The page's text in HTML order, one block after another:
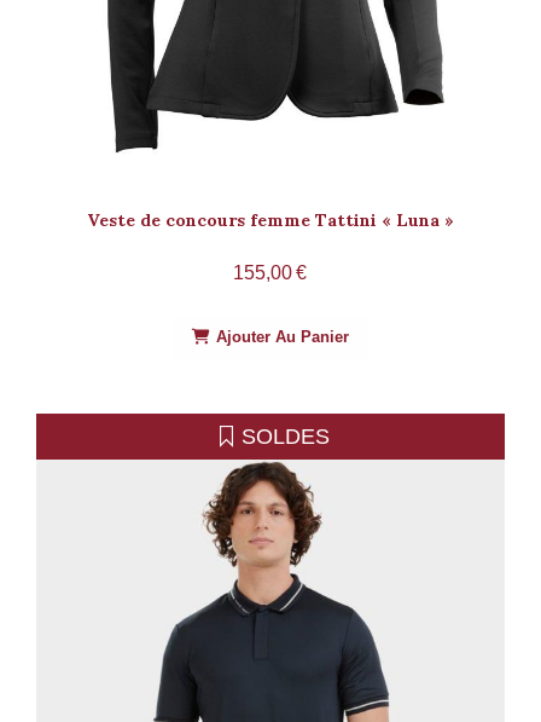
Veste de concours femme Tattini « Luna »
155,00€
Ajouter Au Panier
SOLDES